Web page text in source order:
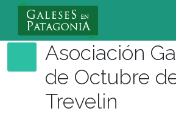
Nuevo Usuario
Asociación
de Octubre
Trevelin